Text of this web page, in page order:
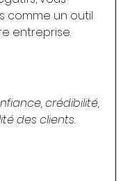
comme un outil
entreprise.
crédibilité,
des clients.